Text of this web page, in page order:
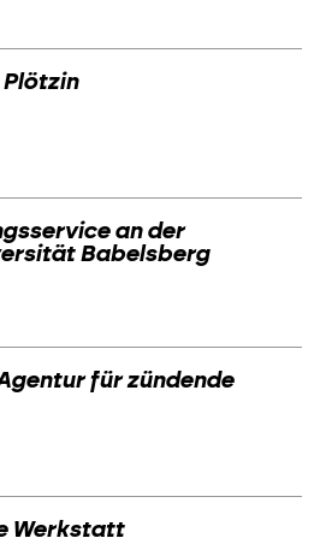
an der
Babelsberg
für zündende
Werkstatt